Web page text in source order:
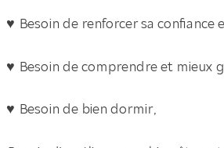
♥ Besoin de renforcer sa confiance
♥ Besoin de comprendre et mieux
♥ Besoin de bien dormir,